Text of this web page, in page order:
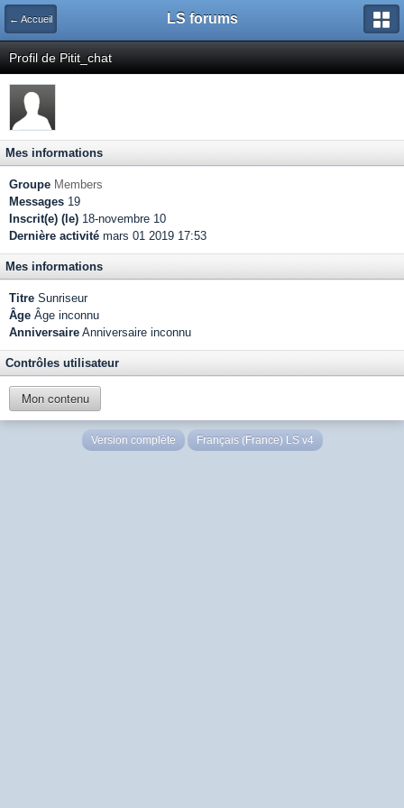
← Accueil LS forums
Profil de Pitit_chat
Mes informations
Groupe Members
Messages 19
Inscrit(e) (le) 18-novembre 10
Dernière activité mars 01 2019 17:53
Mes informations
Titre Sunriseur
Âge Âge inconnu
Anniversaire Anniversaire inconnu
Contrôles utilisateur
Mon contenu
Version complète Français (France) LS v4